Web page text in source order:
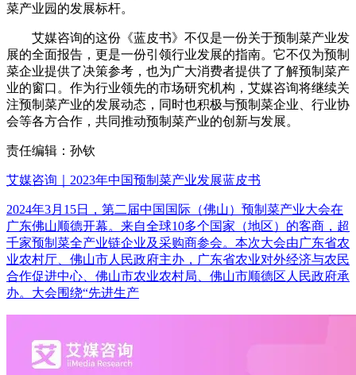
菜产业园的发展标杆。
艾媒咨询的这份《蓝皮书》不仅是一份关于预制菜产业发
展的全面报告，更是一份引领行业发展的指南。它不仅为预制
菜企业提供了决策参考，也为广大消费者提供了了解预制菜产
业的窗口。作为行业领先的市场研究机构，艾媒咨询将继续关
注预制菜产业的发展动态，同时也积极与预制菜企业、行业协
会等各方合作，共同推动预制菜产业的创新与发展。
责任编辑：孙钦
艾媒咨询｜2023年中国预制菜产业发展蓝皮书
2024年3月15日，第二届中国国际（佛山）预制菜产业大会在
广东佛山顺德开幕。来自全球10多个国家（地区）的客商，超
千家预制菜全产业链企业及采购商参会。本次大会由广东省农
业农村厅、佛山市人民政府主办，广东省农业对外经济与农民
合作促进中心、佛山市农业农村局、佛山市顺德区人民政府承
办。大会围绕“先进生产